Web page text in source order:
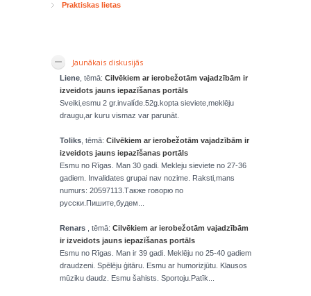
Praktiskas lietas
Jaunākais diskusijās
Liene , tēmā: Cilvēkiem ar ierobežotām vajadzībām ir
izveidots jauns iepazīšanas portāls
Sveiki,esmu 2 gr.invalíde.52g.kopta sieviete,meklēju
draugu,ar kuru vismaz var parunāt.
Toliks , tēmā: Cilvēkiem ar ierobežotām vajadzībām ir
izveidots jauns iepazīšanas portāls
Esmu no Rīgas. Man 30 gadi. Mekleju sieviete no 27-36
gadiem. Invalidates grupai nav nozime. Raksti,mans
numurs: 20597113.Также говорю по
русски.Пишите,будем...
Renars , tēmā: Cilvēkiem ar ierobežotām vajadzībām
ir izveidots jauns iepazīšanas portāls
Esmu no Rīgas. Man ir 39 gadi. Meklēju no 25-40 gadiem
draudzeni. Spēlēju ģitāru. Esmu ar humorizjūtu. Klausos
mūziku daudz. Esmu šahists. Sportoju.Patīk...